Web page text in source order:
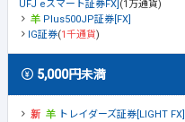
UFJ eスマート証券FX] (1万通貨)
Plus500JP証券[FX]
IG証券(1千通貨)
5,000円未満
トレイダーズ証券[LIGHT FX]